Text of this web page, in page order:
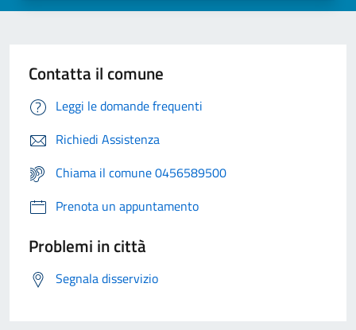
Contatta il comune
Leggi le domande frequenti
Richiedi Assistenza
Chiama il comune 0456589500
Prenota un appuntamento
Problemi in città
Segnala disservizio